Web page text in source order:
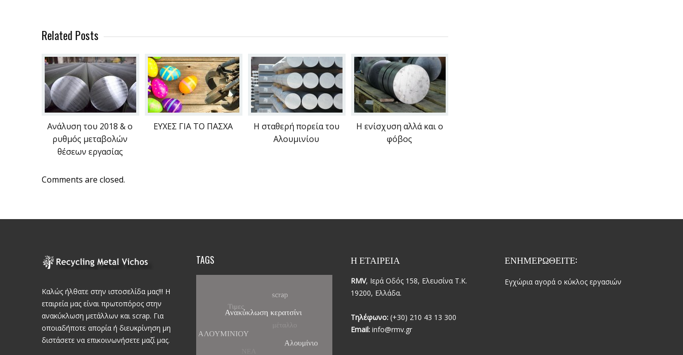
Related Posts
Ανάλυση του 2018 & ο
ρυθμός μεταβολών
θέσεων εργασίας
ΕΥΧΕΣ ΓΙΑ ΤΟ ΠΑΣΧΑ
Η σταθερή πορεία του
Αλουμινίου
Η ενίσχυση αλλά και ο
φόβος
Comments are closed.
Καλώς ήλθατε στην ιστοσελίδα μας!!! Η
εταιρεία μας είναι πρωτοπόρος στην
ανακύκλωση μετάλλων και scrap. Για
οποιαδήποτε απορία ή διευκρίνηση μη
διστάσετε να επικοινωνήσετε μαζί μας.
TAGS Η ΕΤΑΙΡΕΙΑ
RMV, Ιερά Οδός 158, Ελευσίνα Τ.Κ.
19200, Ελλάδα.
Τηλέφωνο:(+30) 210 43 13 300
Email:info@rmv.gr
ΕΝΗΜΕΡΩΘΕΙΤΕ:
Εγχώρια αγορά ο κύκλος εργασιών